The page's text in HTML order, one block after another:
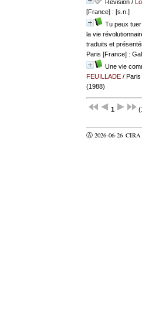
Révision/
[France] : [s.n.]
Tu peux
la vie
traduits et
Paris [France] :
Une vie
FEUILLADE/ Paris
(1988)
1
Ⓐ 2026-06-26 CIRA